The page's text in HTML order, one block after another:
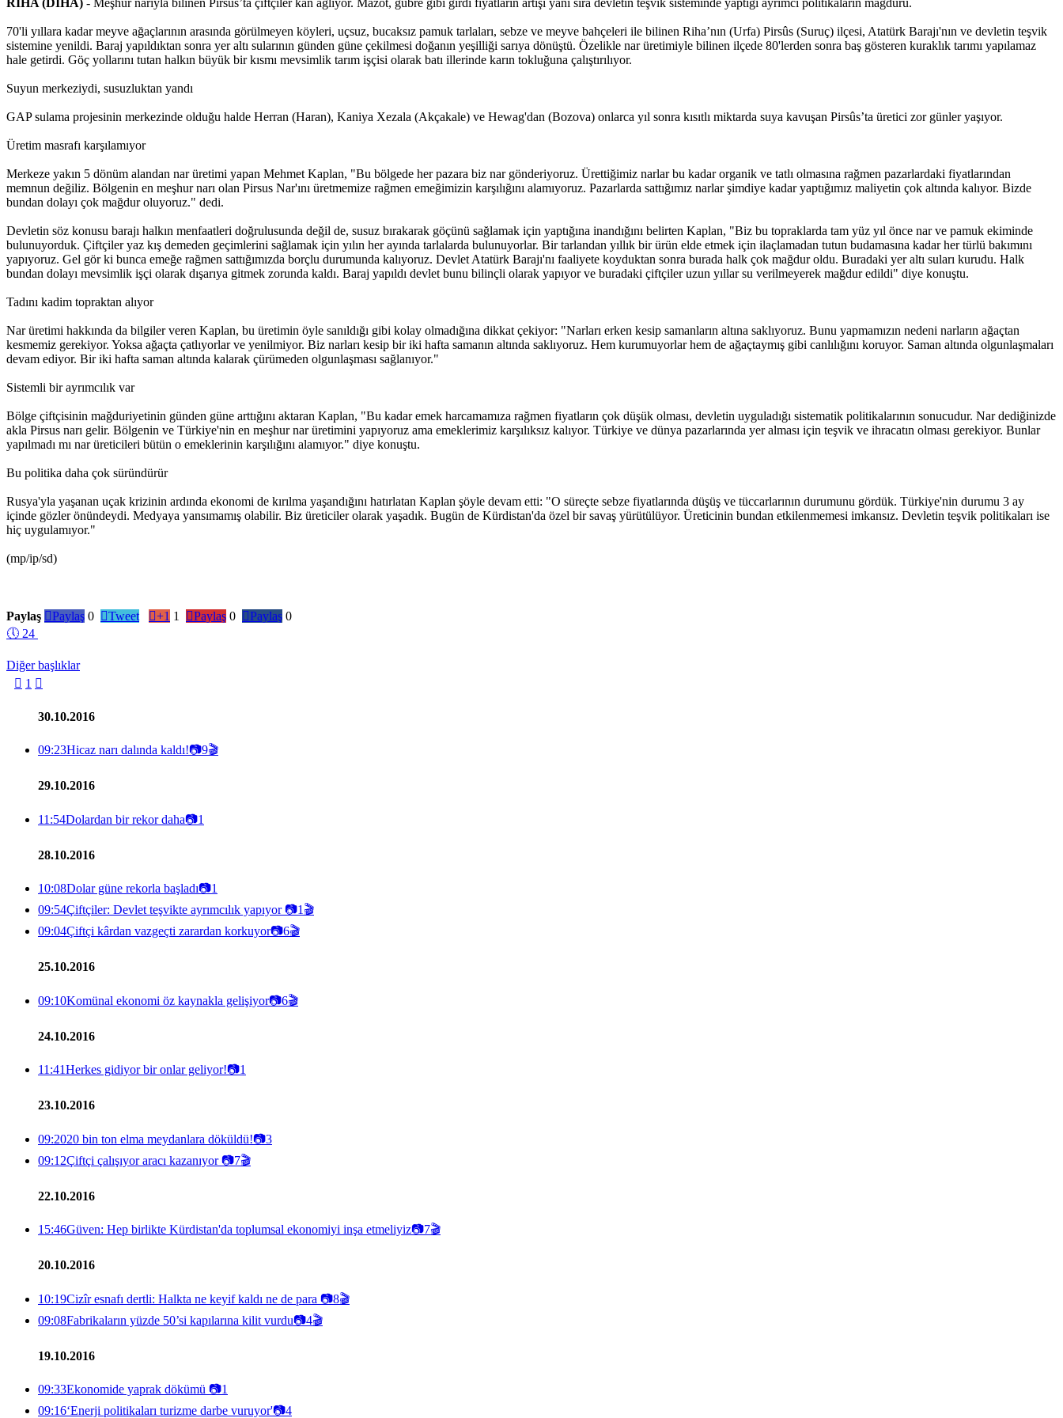
70'li yıllara kadar meyve ağaçlarının arasında görülmeyen köyleri, uçsuz, bucaksız pamuk tarlaları, sebze ve meyve bahçeleri ile bilinen Riha’nın (Urfa) Pirsûs (Suruç) ilçesi, Atatürk Barajı'nın ve devletin teşvik
sistemine yenildi. Baraj yapıldıktan sonra yer altı sularının günden güne çekilmesi doğanın yeşilliği sarıya dönüştü. Özelikle nar üretimiyle bilinen ilçede 80'lerden sonra baş gösteren kuraklık tarımı yapılamaz
hale getirdi. Göç yollarını tutan halkın büyük bir kısmı mevsimlik tarım işçisi olarak batı illerinde karın tokluğuna çalıştırılıyor.
Suyun merkeziydi, susuzluktan yandı
GAP sulama projesinin merkezinde olduğu halde Herran (Haran), Kaniya Xezala (Akçakale) ve Hewag'dan (Bozova) onlarca yıl sonra kısıtlı miktarda suya kavuşan Pirsûs’ta üretici zor günler yaşıyor.
Üretim masrafı karşılamıyor
Merkeze yakın 5 dönüm alandan nar üretimi yapan Mehmet Kaplan, "Bu bölgede her pazara biz nar gönderiyoruz. Ürettiğimiz narlar bu kadar organik ve tatlı olmasına rağmen pazarlardaki fiyatlarından
memnun değiliz. Bölgenin en meşhur narı olan Pirsus Nar'ını üretmemize rağmen emeğimizin karşılığını alamıyoruz. Pazarlarda sattığımız narlar şimdiye kadar yaptığımız maliyetin çok altında kalıyor. Bizde
bundan dolayı çok mağdur oluyoruz." dedi.
Devletin söz konusu barajı halkın menfaatleri doğrulusunda değil de, susuz bırakarak göçünü sağlamak için yaptığına inandığını belirten Kaplan, "Biz bu topraklarda tam yüz yıl önce nar ve pamuk ekiminde
bulunuyorduk. Çiftçiler yaz kış demeden geçimlerini sağlamak için yılın her ayında tarlalarda bulunuyorlar. Bir tarlandan yıllık bir ürün elde etmek için ilaçlamadan tutun budamasına kadar her türlü bakımını
yapıyoruz. Gel gör ki bunca emeğe rağmen sattığımızda borçlu durumunda kalıyoruz. Devlet Atatürk Barajı'nı faaliyete koyduktan sonra burada halk çok mağdur oldu. Buradaki yer altı suları kurudu. Halk
bundan dolayı mevsimlik işçi olarak dışarıya gitmek zorunda kaldı. Baraj yapıldı devlet bunu bilinçli olarak yapıyor ve buradaki çiftçiler uzun yıllar su verilmeyerek mağdur edildi" diye konuştu.
Tadını kadim topraktan alıyor
Nar üretimi hakkında da bilgiler veren Kaplan, bu üretimin öyle sanıldığı gibi kolay olmadığına dikkat çekiyor: "Narları erken kesip samanların altına saklıyoruz. Bunu yapmamızın nedeni narların ağaçtan
kesmemiz gerekiyor. Yoksa ağaçta çatlıyorlar ve yenilmiyor. Biz narları kesip bir iki hafta samanın altında saklıyoruz. Hem kurumuyorlar hem de ağaçtaymış gibi canlılığını koruyor. Saman altında olgunlaşmaları
devam ediyor. Bir iki hafta saman altında kalarak çürümeden olgunlaşması sağlanıyor."
Sistemli bir ayrımcılık var
Bölge çiftçisinin mağduriyetinin günden güne arttığını aktaran Kaplan, "Bu kadar emek harcamamıza rağmen fiyatların çok düşük olması, devletin uyguladığı sistematik politikalarının sonucudur. Nar dediğinizde
akla Pirsus narı gelir. Bölgenin ve Türkiye'nin en meşhur nar üretimini yapıyoruz ama emeklerimiz karşılıksız kalıyor. Türkiye ve dünya pazarlarında yer alması için teşvik ve ihracatın olması gerekiyor. Bunlar
yapılmadı mı nar üreticileri bütün o emeklerinin karşılığını alamıyor." diye konuştu.
Bu politika daha çok süründürür
Rusya'yla yaşanan uçak krizinin ardında ekonomi de kırılma yaşandığını hatırlatan Kaplan şöyle devam etti: "O süreçte sebze fiyatlarında düşüş ve tüccarlarının durumunu gördük. Türkiye'nin durumu 3 ay
içinde gözler önündeydi. Medyaya yansımamış olabilir. Biz üreticiler olarak yaşadık. Bugün de Kürdistan'da özel bir savaş yürütülüyor. Üreticinin bundan etkilenmemesi imkansız. Devletin teşvik politikaları ise
hiç uygulamıyor."
(mp/ip/sd)
Paylaş Paylaş 0 Tweet +1 1 Paylaş 0 Paylaş 0
🕔 24
Diğer başlıklar
 1 
30.10.2016
09:23Hicaz narı dalında kaldı!📷9🎬
29.10.2016
11:54Dolardan bir rekor daha📷1
28.10.2016
10:08Dolar güne rekorla başladı📷1
09:54Çiftçiler: Devlet teşvikte ayrımcılık yapıyor📷1 🎬
09:04Çiftçi kârdan vazgeçti zarardan korkuyor📷6🎬
25.10.2016
09:10Komünal ekonomi öz kaynakla gelişiyor📷6🎬
24.10.2016
11:41Herkes gidiyor bir onlar geliyor!📷1
23.10.2016
09:2020 bin ton elma meydanlara döküldü!📷3
09:12Çiftçi çalışıyor aracı kazanıyor📷7🎬
22.10.2016
15:46Güven: Hep birlikte Kürdistan'da toplumsal ekonomiyi inşa etmeliyiz📷7🎬
20.10.2016
10:19Cizîr esnafı dertli: Halkta ne keyif kaldı ne de para 📷8🎬
09:08Fabrikaların yüzde 50’si kapılarına kilit vurdu📷4🎬
19.10.2016
09:33Ekonomide yaprak dökümü 📷1
09:16‘Enerji politikaları turizme darbe vuruyor'📷4